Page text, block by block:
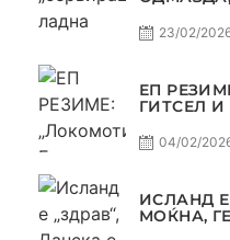
23/02/
ЕП
ГИТСЕЛ
04/02/
ИСЛАНД Е
МОЌНА,